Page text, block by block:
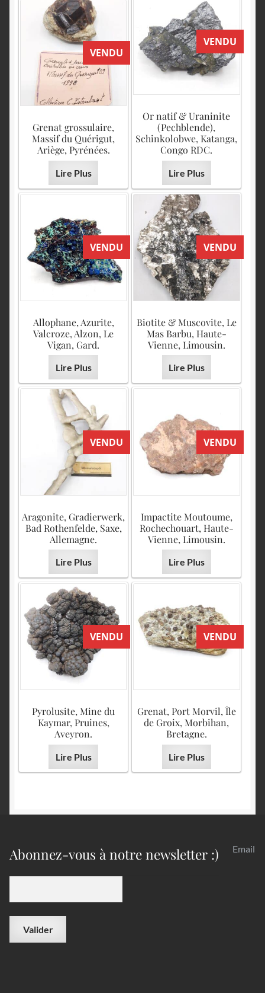
VENDU
Or natif & Uraninite
(Pechblende),
Schinkolobwe, Katanga,
Congo RDC.
Lire Plus
VENDU
Grenat grossulaire,
Massif du Quérigut,
Ariège, Pyrénées.
Lire Plus
VENDU
Allophane, Azurite,
Valcroze, Alzon, Le
Vigan, Gard.
Lire Plus
VENDU
Biotite & Muscovite, Le
Mas Barbu, Haute-
Vienne, Limousin.
Lire Plus
VENDU
Aragonite, Gradierwerk,
Bad Rothenfelde, Saxe,
Allemagne.
Lire Plus
VENDU
Impactite Moutoume,
Rochechouart, Haute-
Vienne, Limousin.
Lire Plus
VENDU
Pyrolusite, Mine du
Kaymar, Pruines,
Aveyron.
Lire Plus
VENDU
Grenat, Port Morvil, Île
de Groix, Morbihan,
Bretagne.
Lire Plus
Abonnez-vous à notre newsletter :) Email